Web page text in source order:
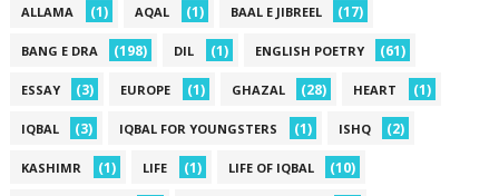
ALLAMA (1) AQAL (1) BAAL E JIBREEL (17)
BANG E DRA (198) DIL (1) ENGLISH POETRY (61)
ESSAY (3) EUROPE (1) GHAZAL (28) HEART (1)
IQBAL (3) IQBAL FOR YOUNGSTERS (1) ISHQ (2)
KASHIMR (1) LIFE (1) LIFE OF IQBAL (10)